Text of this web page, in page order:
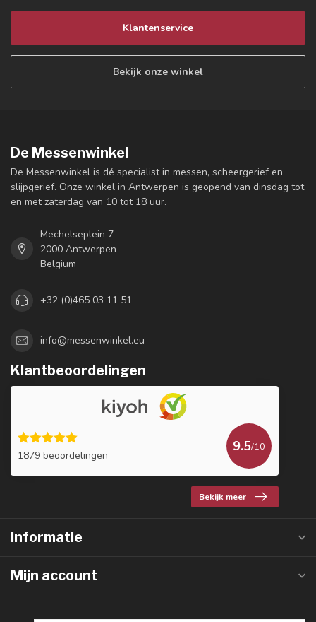
Klantenservice
Bekijk onze winkel
De Messenwinkel
De Messenwinkel is dé specialist in messen, scheergerief en
slijpgerief. Onze winkel in Antwerpen is geopend van dinsdag tot
en met zaterdag van 10 tot 18 uur.
Mechelseplein 7
2000 Antwerpen
Belgium
+32 (0)465 03 11 51
info@messenwinkel.eu
Klantbeoordelingen
1879 beoordelingen
9.5/10
Bekijk meer
Informatie
Mijn account